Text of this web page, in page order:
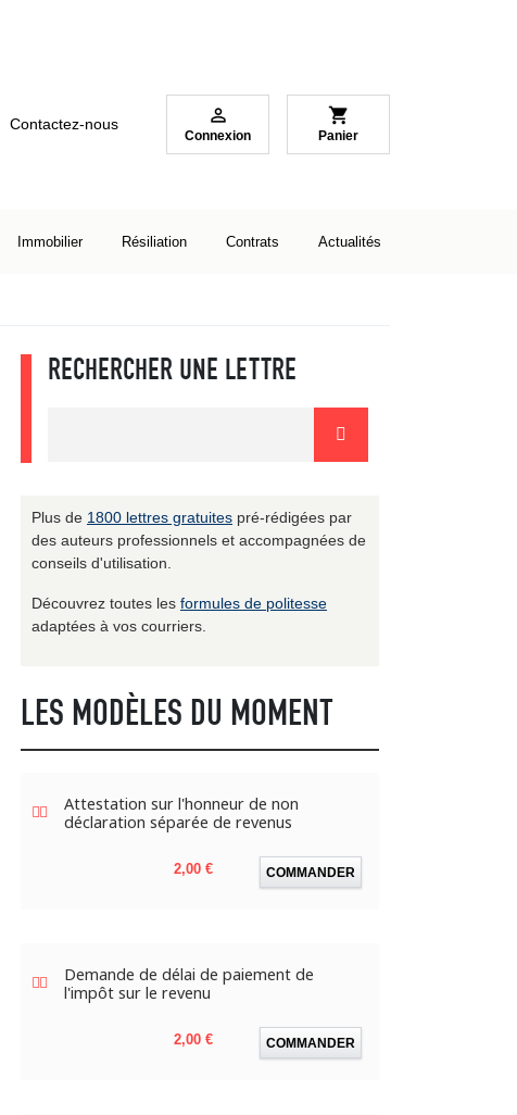
Contactez-nous 
Connexion
shopping_cart
Panier
Immobilier Résiliation Contrats Actualités
RECHERCHER UNE LETTRE
Plus de 1800 lettres gratuites pré-rédigées par
des auteurs professionnels et accompagnées de
conseils d'utilisation.
Découvrez toutes les formules de politesse
adaptées à vos courriers.
LES MODÈLES DU MOMENT
Attestation sur l'honneur de non
déclaration séparée de revenus
Prix
2,00 € COMMANDER
Demande de délai de paiement de
l'impôt sur le revenu
Prix
2,00 € COMMANDER